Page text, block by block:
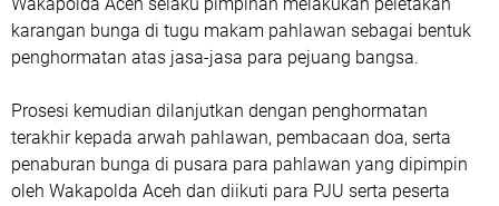
karangan bunga di tugu makam pahlawan sebagai bentuk
penghormatan atas jasa-jasa para pejuang bangsa.
Prosesi kemudian dilanjutkan dengan penghormatan
terakhir kepada arwah pahlawan, pembacaan doa, serta
penaburan bunga di pusara para pahlawan yang dipimpin
oleh Wakapolda Aceh dan diikuti para PJU serta peserta